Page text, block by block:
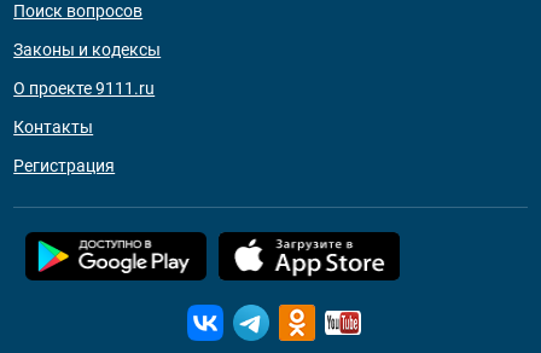
Поиск вопросов
Законы и кодексы
О проекте 9111.ru
Контакты
Регистрация